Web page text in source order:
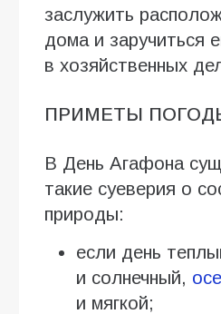
заслужить
дома и заручиться
в хозяйственных
ПРИМЕТЫ
В День Агафона
такие суеверия о
природы:
если день
и солнечный,
и мягкой;